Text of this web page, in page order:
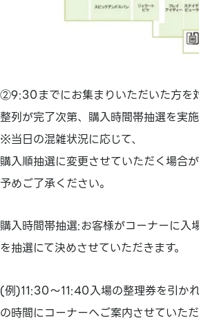
②9:30までにお集まりいただいた方を
整列が完了次第、購入時間帯抽選を実施
※当日の混雑状況に応じて、
購入順抽選に変更させていただく場合が
予めご了承ください。
購入時間帯抽選:お客様がコーナーに入
を抽選にて決めさせていただきます。
(例)11:30～11:40入場の整理券を引か
の時間にコーナーへご案内させていただ